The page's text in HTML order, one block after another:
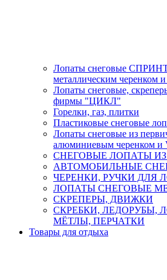
Лопаты снеговые СПРИНТ
металлическим черенком
Лопаты снеговые,
фирмы "ЦИКЛ"
Горелки, газ, плитки
Пластиковые снеговые
Лопаты снеговые из
алюминиевым черенком и
СНЕГОВЫЕ ЛОПАТЫ
АВТОМОБИЛЬНЫЕ
ЧЕРЕНКИ, РУЧКИ ДЛЯ
ЛОПАТЫ СНЕГОВЫЕ
СКРЕПЕРЫ, ДВИЖКИ
СКРЕБКИ, ЛЕДОРУБЫ,
МЁТЛЫ, ПЕРЧАТКИ
Товары для отдыха